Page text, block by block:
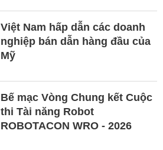
Việt Nam hấp dẫn các doanh
nghiệp bán dẫn hàng đầu của
Mỹ
Bế mạc Vòng Chung kết Cuộc
thi Tài năng Robot
ROBOTACON WRO - 2026